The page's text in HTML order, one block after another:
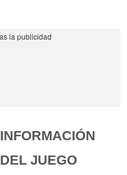
INFORMACIÓN
DEL JUEGO